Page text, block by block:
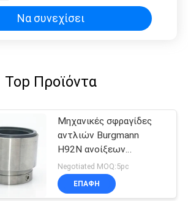
Να συνεχίσει
Top Προϊόντα
Μηχανικές σφραγίδες
αντλιών Burgmann
H92N ανοίξεων
κυμάτων
Negotiated MOQ:5pc
ΕΠΑΦΉ